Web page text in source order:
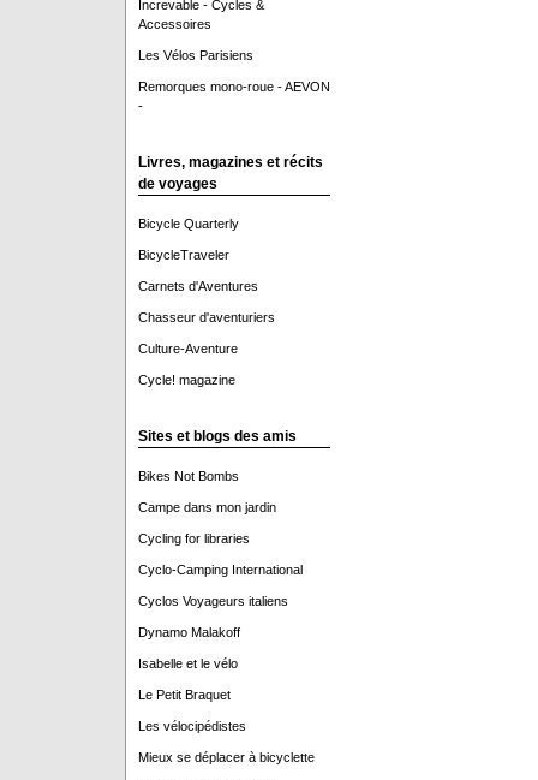
Increvable - Cycles &
Accessoires
Les Vélos Parisiens
Remorques mono-roue - AEVON
-
Livres, magazines et récits
de voyages
Bicycle Quarterly
BicycleTraveler
Carnets d'Aventures
Chasseur d'aventuriers
Culture-Aventure
Cycle! magazine
Sites et blogs des amis
Bikes Not Bombs
Campe dans mon jardin
Cycling for libraries
Cyclo-Camping International
Cyclos Voyageurs italiens
Dynamo Malakoff
Isabelle et le vélo
Le Petit Braquet
Les vélocipédistes
Mieux se déplacer à bicyclette